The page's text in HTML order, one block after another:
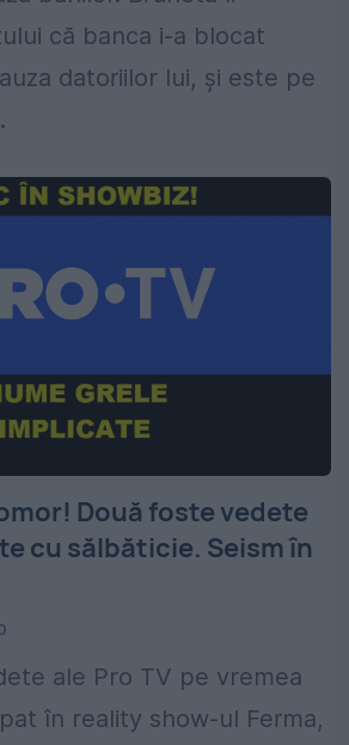
că banca i-a blocat
datoriilor lui, și este pe
Două foste vedete
cu sălbăticie. Seism în
ale Pro TV pe vremea
în reality show-ul Ferma,